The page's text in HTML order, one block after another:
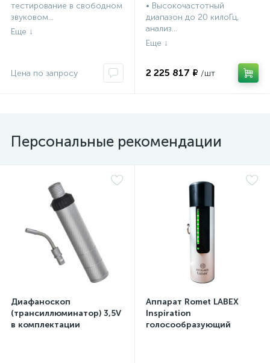
тестирование в свободном
звуковом...
• Высокочастотный
диапазон до 20 килоГц,
анализ...
2 225 817 ₽
Персональные рекомендации
Диафаноскоп
(трансиллюминатор) 3,5V
в комплектации
Аппарат Romet LABEX
Inspiration
голосообразующий